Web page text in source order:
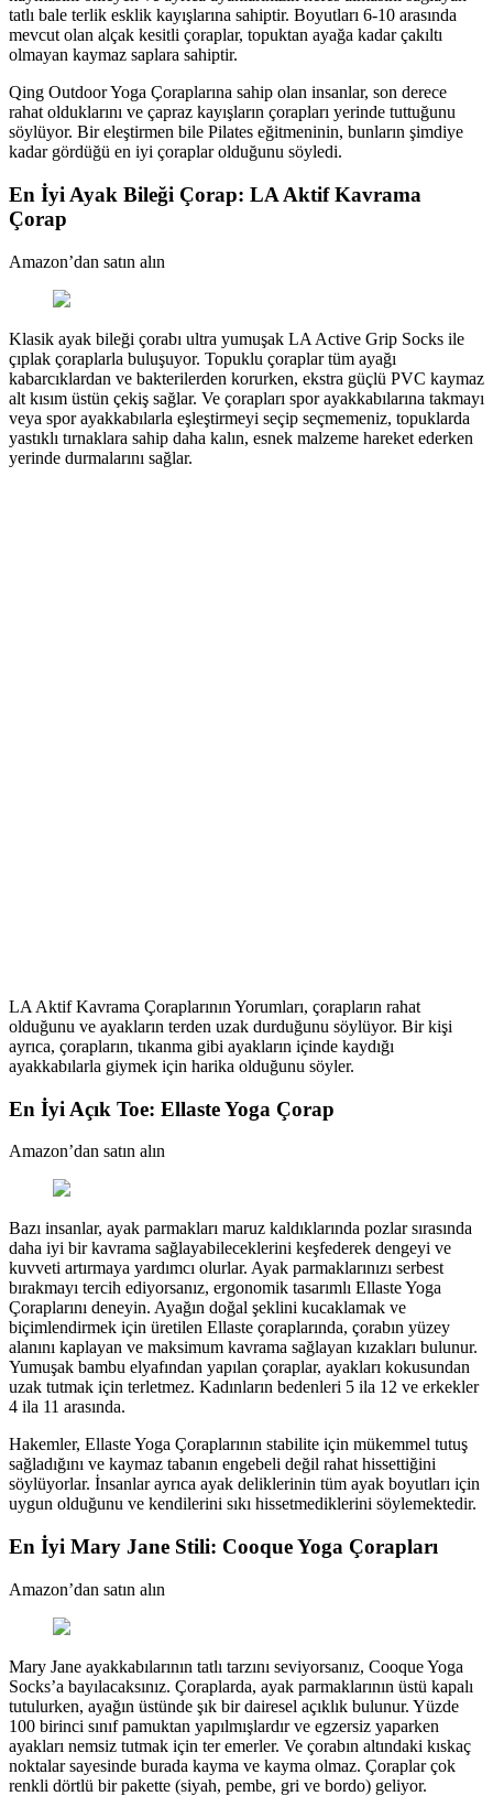
tatlı bale terlik esklik kayışlarına sahiptir. Boyutları 6-10 arasında
mevcut olan alçak kesitli çoraplar, topuktan ayağa kadar çakıltı
olmayan kaymaz saplara sahiptir.
Qing Outdoor Yoga Çoraplarına sahip olan insanlar, son derece
rahat olduklarını ve çapraz kayışların çorapları yerinde tuttuğunu
söylüyor. Bir eleştirmen bile Pilates eğitmeninin, bunların şimdiye
kadar gördüğü en iyi çoraplar olduğunu söyledi.
En İyi Ayak Bileği Çorap: LA Aktif Kavrama
Çorap
Amazon’dan satın alın
Klasik ayak bileği çorabı ultra yumuşak LA Active Grip Socks ile
çıplak çoraplarla buluşuyor. Topuklu çoraplar tüm ayağı
kabarcıklardan ve bakterilerden korurken, ekstra güçlü PVC kaymaz
alt kısım üstün çekiş sağlar. Ve çorapları spor ayakkabılarına takmayı
veya spor ayakkabılarla eşleştirmeyi seçip seçmemeniz, topuklarda
yastıklı tırnaklara sahip daha kalın, esnek malzeme hareket ederken
yerinde durmalarını sağlar.
LA Aktif Kavrama Çoraplarının Yorumları, çorapların rahat
olduğunu ve ayakların terden uzak durduğunu söylüyor. Bir kişi
ayrıca, çorapların, tıkanma gibi ayakların içinde kaydığı
ayakkabılarla giymek için harika olduğunu söyler.
En İyi Açık Toe: Ellaste Yoga Çorap
Amazon’dan satın alın
Bazı insanlar, ayak parmakları maruz kaldıklarında pozlar sırasında
daha iyi bir kavrama sağlayabileceklerini keşfederek dengeyi ve
kuvveti artırmaya yardımcı olurlar. Ayak parmaklarınızı serbest
bırakmayı tercih ediyorsanız, ergonomik tasarımlı Ellaste Yoga
Çoraplarını deneyin. Ayağın doğal şeklini kucaklamak ve
biçimlendirmek için üretilen Ellaste çoraplarında, çorabın yüzey
alanını kaplayan ve maksimum kavrama sağlayan kızakları bulunur.
Yumuşak bambu elyafından yapılan çoraplar, ayakları kokusundan
uzak tutmak için terletmez. Kadınların bedenleri 5 ila 12 ve erkekler
4 ila 11 arasında.
Hakemler, Ellaste Yoga Çoraplarının stabilite için mükemmel tutuş
sağladığını ve kaymaz tabanın engebeli değil rahat hissettiğini
söylüyorlar. İnsanlar ayrıca ayak deliklerinin tüm ayak boyutları için
uygun olduğunu ve kendilerini sıkı hissetmediklerini söylemektedir.
En İyi Mary Jane Stili: Cooque Yoga Çorapları
Amazon’dan satın alın
Mary Jane ayakkabılarının tatlı tarzını seviyorsanız, Cooque Yoga
Socks’a bayılacaksınız. Çoraplarda, ayak parmaklarının üstü kapalı
tutulurken, ayağın üstünde şık bir dairesel açıklık bulunur. Yüzde
100 birinci sınıf pamuktan yapılmışlardır ve egzersiz yaparken
ayakları nemsiz tutmak için ter emerler. Ve çorabın altındaki kıskaç
noktalar sayesinde burada kayma ve kayma olmaz. Çoraplar çok
renkli dörtlü bir pakette (siyah, pembe, gri ve bordo) geliyor.